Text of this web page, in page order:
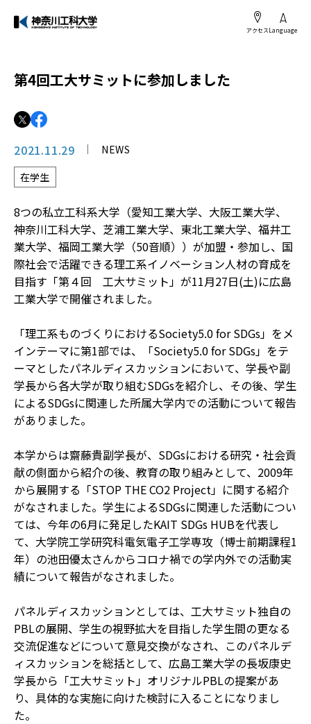
アクセスLanguage
第4回工大サミットに参加しました
2021.11.29
NEWS
在学生
8つの私立工科系大学（愛知工業大学、大阪工業大学、
神奈川工科大学、芝浦工業大学、東北工業大学、福井工
業大学、福岡工業大学（50音順））が加盟・参加し、国
際社会で活躍できる理工系イノベーション人材の育成を
目指す「第４回 工大サミット」が11月27日(土)に広島
工業大学で開催されました。
「理工系ものづくりにおけるSociety5.0 for SDGs」をメ
インテーマに第1部では、「Society5.0 for SDGs」をテ
ーマとしたパネルディスカッションにおいて、学長や副
学長から各大学が取り組むSDGsを紹介し、その後、学生
によるSDGsに関連した所属大学内での活動について報告
がありました。
本学からは齋藤貴副学長が、SDGsにおける研究・社会貢
献の側面から紹介の後、教育の取り組みとして、2009年
から展開する「STOP THE CO2 Project」に関する紹介
がなされました。学生によるSDGsに関連した活動につい
ては、今年の6月に発足したKAIT SDGs HUBを代表し
て、大学院工学研究科電気電子工学専攻（博士前期課程1
年）の池田優太さんからコロナ禍での学内外での活動実
績について報告がなされました。
パネルディスカッションとしては、工大サミット独自の
PBLの展開、学生の視野拡大を目指した学生間の更なる
交流促進などについて意見交換がなされ、このパネルデ
ィスカッションを総括として、広島工業大学の長坂康史
学長から「工大サミット」オリジナルPBLの提案があ
り、具体的な実施に向けた検討に入ることになりまし
た。